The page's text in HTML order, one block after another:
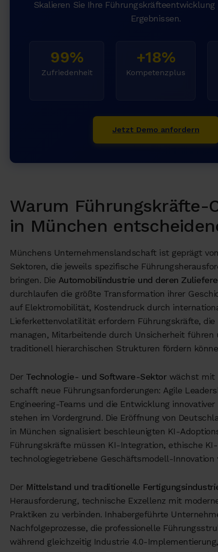
Skalieren Sie Ihre
Ergebnissen.
99%
Zufriedenheit
+18%
Kompetenzplus
Jetzt Demo anfordern
Warum Führungskräfte-
in München
Münchens Unternehmenslandschaft ist geprägt
Sektoren, die jeweils spezifische
bringen. Die Automobilindustrie und deren
durchlaufen die größte Transformation ihrer
auf Elektromobilität, Kostendruck durch
Lieferkettenvolatilität erfordern Führungskräfte, die
managen, Mitarbeitende durch Unsicherheit führen
traditionell hierarchischen Strukturen fördern
Der Technologie- und Software-Sektorwächst mit
schafft neue Führungsanforderungen: Agile
Engineering-Teams und die Entwicklung
stehen im Vordergrund. Die Eröffnung von
in München signalisiert beschleunigten KI-
Führungskräfte müssen KI-Integration, ethische
technologiegetriebene Geschäftsmodell-Innovation
Der Mittelstand und traditionelle
Herausforderung, technische Exzellenz mit
Praktiken zu verbinden. Inhabergeführte
Nachfolgeprozesse, die professionelle
während gleichzeitig Industrie 4.0-